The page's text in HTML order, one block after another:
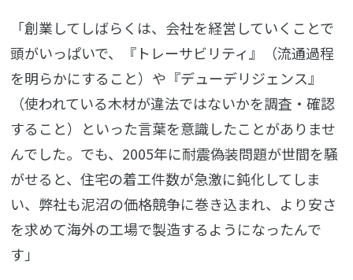
「創業してしばらくは、会社を経営していくことで
頭がいっぱいで、『トレーサビリティ』（流通過程
を明らかにすること）や『デューデリジェンス』
（使われている木材が違法ではないかを調査・確認
すること）といった言葉を意識したことがありませ
んでした。でも、2005年に耐震偽装問題が世間を騒
がせると、住宅の着工件数が急激に鈍化してしま
い、弊社も泥沼の価格競争に巻き込まれ、より安さ
を求めて海外の工場で製造するようになったんで
す」